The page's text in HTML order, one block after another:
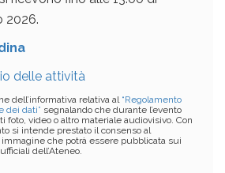
2026.
delle attività
dell’informativa relativa al “Regolamento
dei dati” segnalando che durante l’evento
foto, video o altro materiale audiovisivo. Con
si intende prestato il consenso al
che potrà essere pubblicata sui
dell’Ateneo.